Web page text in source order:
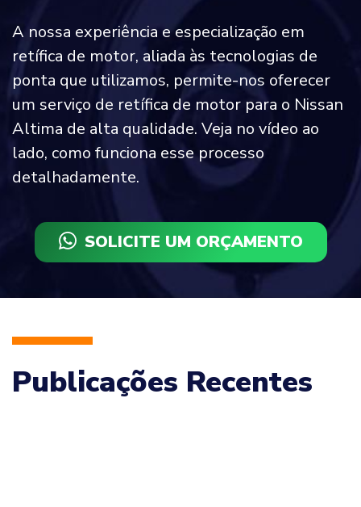
A nossa experiência e especialização em
retífica de motor, aliada às tecnologias de
ponta que utilizamos, permite-nos oferecer
um serviço de retífica de motor para o Nissan
Altima de alta qualidade. Veja no vídeo ao
lado, como funciona esse processo
detalhadamente.
SOLICITE UM ORÇAMENTO
Publicações Recentes